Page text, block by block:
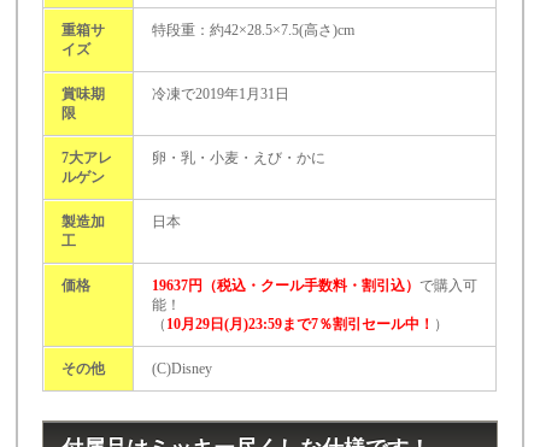
重箱サ
イズ
特段重：約42×28.5×7.5(高さ)cm
賞味期
限
冷凍で2019年1月31日
7大アレ
ルゲン
卵・乳・小麦・えび・かに
製造加
工
日本
価格 19637円（税込・クール手数料・割引込）で購入可
能！
（ 10月29日(月)23:59まで7％割引セール中！ ）
その他 (C)Disney